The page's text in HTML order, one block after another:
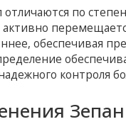
по
обеспечивая
контроля